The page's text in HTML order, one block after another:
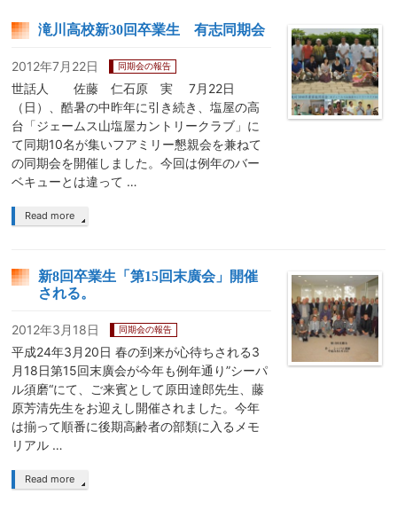
滝川高校新30回卒業生 有志同期会
2012年7月22日 同期会の報告
世話人 佐藤 仁石原 実 7月22日
（日）、酷暑の中昨年に引き続き、塩屋の高
台「ジェームス山塩屋カントリークラブ」に
て同期10名が集いフアミリー懇親会を兼ねて
の同期会を開催しました。今回は例年のバー
ベキューとは違って …
Read more
新8回卒業生「第15回末廣会」開催
される。
2012年3月18日 同期会の報告
平成24年3月20日 春の到来が心待ちされる3
月18日第15回末廣会が今年も例年通り”シーパ
ル須磨“にて、ご来賓として原田達郎先生、藤
原芳清先生をお迎えし開催されました。今年
は揃って順番に後期高齢者の部類に入るメモ
リアル …
Read more